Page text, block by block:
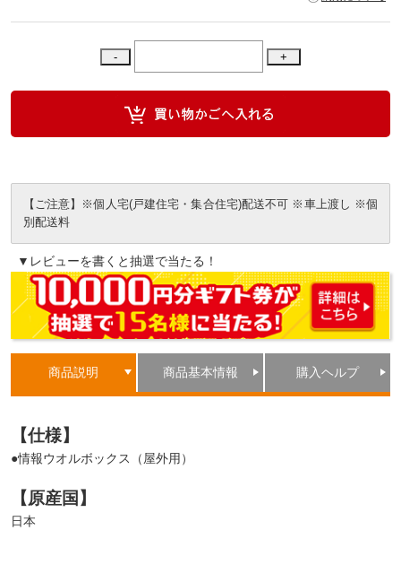
【ご注意】※個人宅(戸建住宅・集合住宅)配送不可 ※車上渡し ※個
別配送料
▼レビューを書くと抽選で当たる！
商品説明 商品基本情報 購入ヘルプ
【仕様】
●情報ウオルボックス（屋外用）
【原産国】
日本